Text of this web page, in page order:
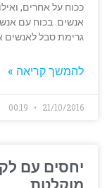
ככוח על אחרים,
אנשים. בכוח עם
גרימת סבל
להמשך קריאה »
21/10/2016